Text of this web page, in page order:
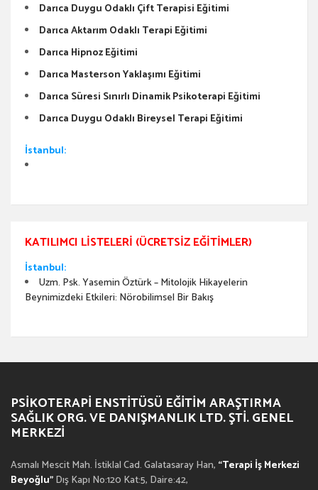
Darıca Duygu Odaklı Çift Terapisi Eğitimi
Darıca Aktarım Odaklı Terapi Eğitimi
Darıca Hipnoz Eğitimi
Darıca Masterson Yaklaşımı Eğitimi
Darıca Süresi Sınırlı Dinamik Psikoterapi Eğitimi
Darıca Duygu Odaklı Bireysel Terapi Eğitimi
İstanbul:
KATILIMCI LISTELERI (ÜCRETSIZ EĞITIMLER)
İstanbul:
Uzm. Psk. Yasemin Öztürk – Mitolojik Hikayelerin
Beynimizdeki Etkileri: Nörobilimsel Bir Bakış
PSIKOTERAPI ENSTITÜSÜ EĞITIM ARAŞTIRMA
SAĞLIK ORG. VE DANIŞMANLIK LTD. ŞTI. GENEL
MERKEZI
Asmalı Mescit Mah. İstiklal Cad. Galatasaray Han, “Terapi İş Merkezi
Beyoğlu”Dış Kapı No:120 Kat:5, Daire:42,